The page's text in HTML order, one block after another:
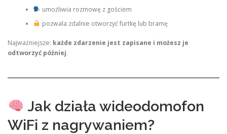
umożliwia rozmowę z gościem
pozwala zdalnie otworzyć furtkę lub bramę
Najważniejsze: każde zdarzenie jest zapisane i możesz je
odtworzyć później.
Jak działa wideodomofon
WiFi z nagrywaniem?